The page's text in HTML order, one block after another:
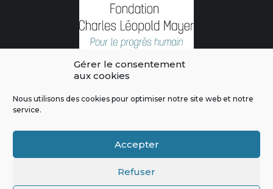
Gérer le consentement
aux cookies
Nous utilisons des cookies pour optimiser notre site web et notre
service.
Accepter
Refuser
L'intégralité des contenus de ce site sont publiés sous licence
|Politique de confidentialité